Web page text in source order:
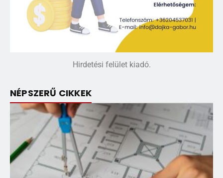
Hirdetési felület kiadó.
NÉPSZERŰ CIKKEK